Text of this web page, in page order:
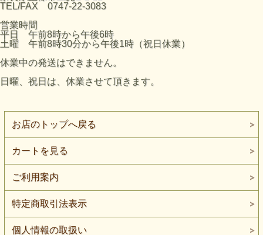
TEL/FAX 0747-22-3083
営業時間
平日 午前8時から午後6時
土曜 午前8時30分から午後1時（祝日休業）
休業中の発送はできません。
日曜、祝日は、休業させて頂きます。
お店のトップへ戻る
カートを見る
ご利用案内
特定商取引法表示
個人情報の取扱い